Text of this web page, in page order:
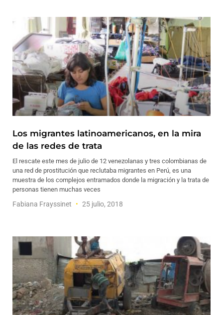
Los migrantes latinoamericanos, en la mira
de las redes de trata
El rescate este mes de julio de 12 venezolanas y tres colombianas de
una red de prostitución que reclutaba migrantes en Perú, es una
muestra de los complejos entramados donde la migración y la trata de
personas tienen muchas veces
Fabiana Frayssinet 25 julio, 2018